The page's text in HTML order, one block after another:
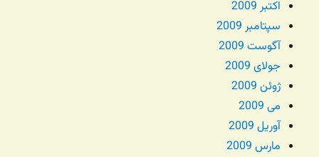
اکتبر 2009
سپتامبر 2009
آگوست 2009
جولای 2009
ژوئن 2009
می 2009
آوریل 2009
مارس 2009